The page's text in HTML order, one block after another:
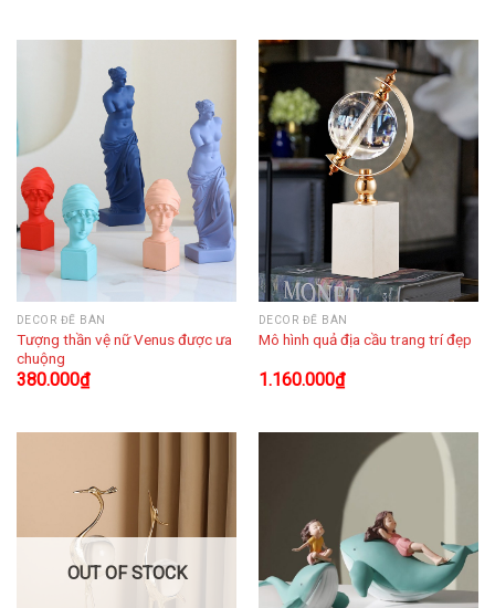
DECOR ĐỂ BÀN
Tượng thần vệ nữ Venus được ưa
chuộng
380.000₫
DECOR ĐỂ BÀN
Mô hình quả địa cầu trang trí đẹp
1.160.000₫
OUT OF STOCK